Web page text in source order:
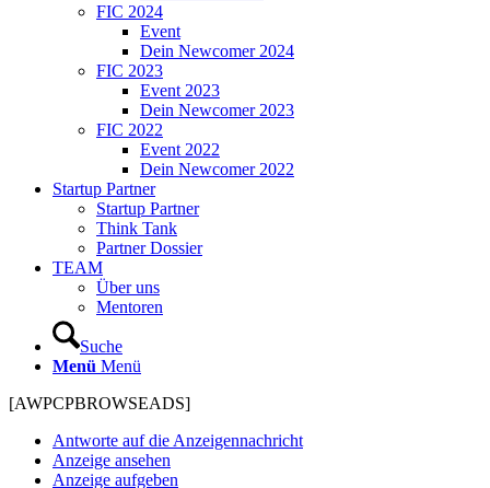
FIC 2024
Event
Dein Newcomer 2024
FIC 2023
Event 2023
Dein Newcomer 2023
FIC 2022
Event 2022
Dein Newcomer 2022
Startup Partner
Startup Partner
Think Tank
Partner Dossier
TEAM
Über uns
Mentoren
Suche
Menü Menü
[AWPCPBROWSEADS]
Antworte auf die Anzeigennachricht
Anzeige ansehen
Anzeige aufgeben